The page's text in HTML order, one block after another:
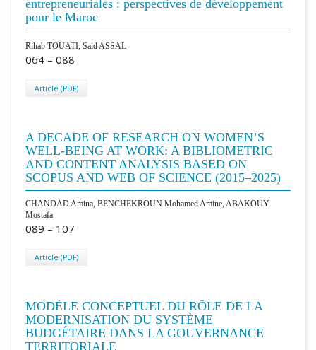
entrepreneuriales : perspectives de développement
pour le Maroc
Rihab TOUATI, Said ASSAL
064 – 088
Article (PDF)
A DECADE OF RESEARCH ON WOMEN’S
WELL-BEING AT WORK: A BIBLIOMETRIC
AND CONTENT ANALYSIS BASED ON
SCOPUS AND WEB OF SCIENCE (2015–2025)
CHANDAD Amina, BENCHEKROUN Mohamed Amine, ABAKOUY
Mostafa
089 – 107
Article (PDF)
MODÈLE CONCEPTUEL DU RÔLE DE LA
MODERNISATION DU SYSTÈME
BUDGÉTAIRE DANS LA GOUVERNANCE
TERRITORIALE